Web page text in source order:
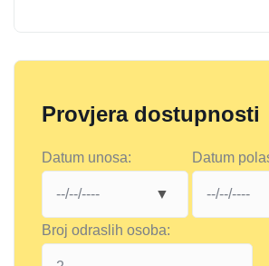
Provjera dostupnosti
Datum unosa: Datum
Broj odraslih osoba: